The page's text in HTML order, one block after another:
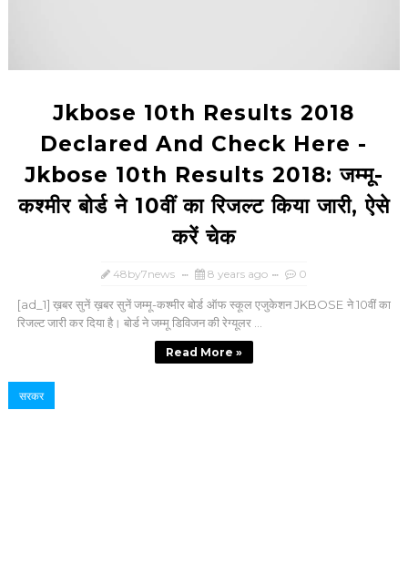
Jkbose 10th Results 2018
Declared And Check Here -
Jkbose 10th Results 2018: जम्मू-
कश्मीर बोर्ड ने 10वीं का रिजल्ट किया जारी, ऐसे
करें चेक
48by7news 8 years ago 0
[ad_1] ख़बर सुनें ख़बर सुनें जम्मू-कश्मीर बोर्ड ऑफ स्कूल एजुकेशन JKBOSE ने 10वीं का
रिजल्ट जारी कर दिया है। बोर्ड ने जम्मू डिविजन की रेग्यूलर ...
Read More »
सरकर